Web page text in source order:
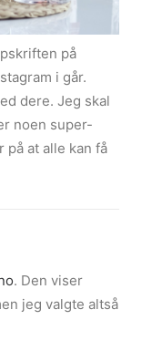
på
i går.
dere. Jeg skal
noen super-
på at alle kan få
. Den viser
jeg valgte altså